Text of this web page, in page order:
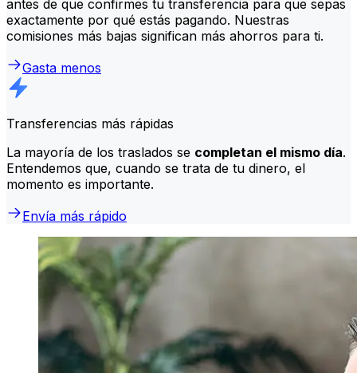
antes de que confirmes tu transferencia para que sepas
exactamente por qué estás pagando. Nuestras
comisiones más bajas significan más ahorros para ti.
Gasta menos
Transferencias más rápidas
La mayoría de los traslados se completan el mismo día.
Entendemos que, cuando se trata de tu dinero, el
momento es importante.
Envía más rápido